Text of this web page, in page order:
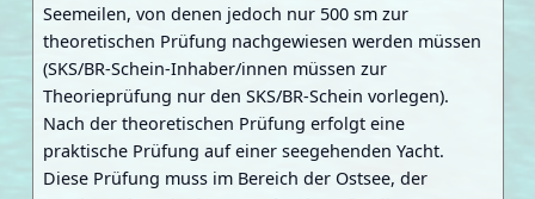
Seemeilen, von denen jedoch nur 500 sm zur
theoretischen Prüfung nachgewiesen werden müssen
(SKS/BR-Schein-Inhaber/innen müssen zur
Theorieprüfung nur den SKS/BR-Schein vorlegen).
Nach der theoretischen Prüfung erfolgt eine
praktische Prüfung auf einer seegehenden Yacht.
Diese Prüfung muss im Bereich der Ostsee, der